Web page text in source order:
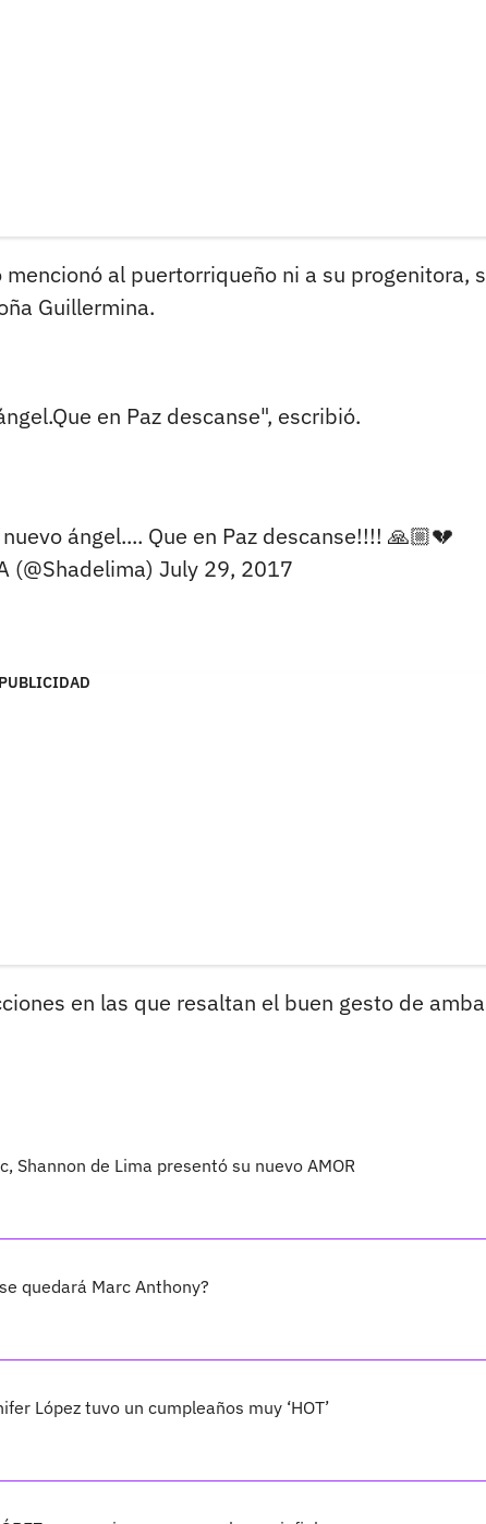
al puertorriqueño ni a su progenitora,
Guillermina.
en Paz descanse", escribió.
ángel.... Que en Paz descanse!!!! 🙏🏼💔
(@Shadelima) July 29, 2017
PUBLICIDAD
en las que resaltan el buen gesto de
Shannon de Lima presentó su nuevo AMOR
quedará Marc Anthony?
López tuvo un cumpleaños muy ‘HOT’